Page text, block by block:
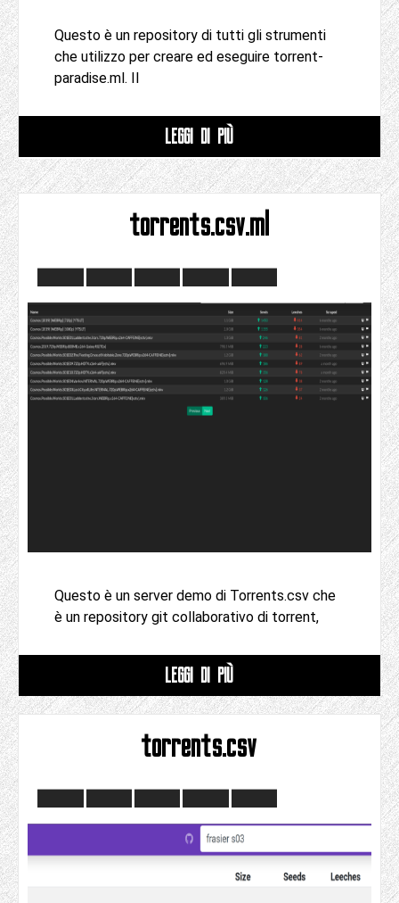
Questo è un repository di tutti gli strumenti
che utilizzo per creare ed eseguire torrent-
paradise.ml. Il
LEGGI DI PIÙ
torrents.csv.ml
Questo è un server demo di Torrents.csv che
è un repository git collaborativo di torrent,
LEGGI DI PIÙ
torrents.csv